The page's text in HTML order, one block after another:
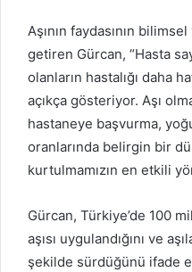
Aşının faydasının
getiren Gürcan, “Hasta
olanların hastalığı daha
açıkça gösteriyor. Aşı
hastaneye başvurma,
oranlarında belirgin bir
kurtulmamızın en etkili
Gürcan, Türkiye’de 100
aşısı uygulandığını ve
şekilde sürdüğünü ifade